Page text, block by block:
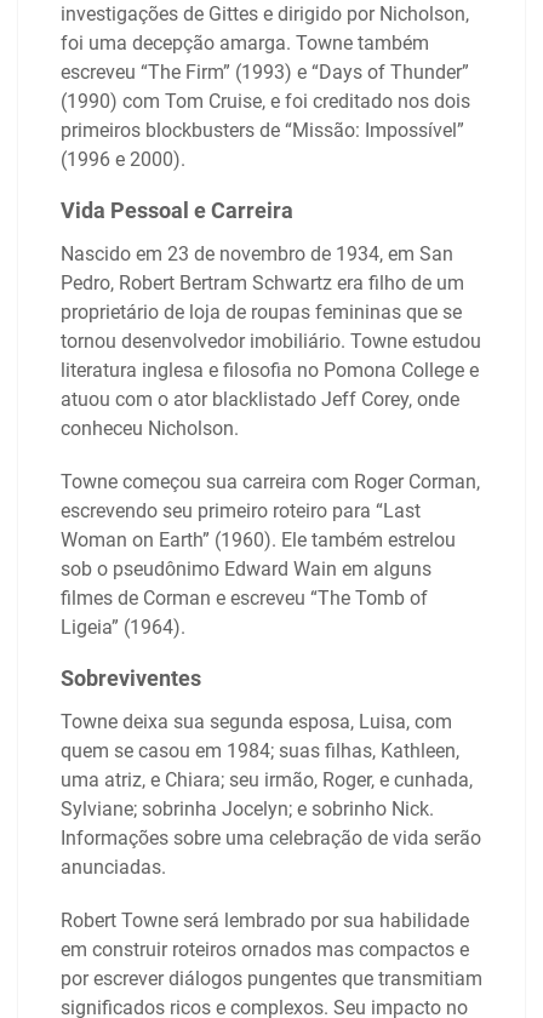
investigações de Gittes e dirigido por Nicholson,
foi uma decepção amarga. Towne também
escreveu “The Firm” (1993) e “Days of Thunder”
(1990) com Tom Cruise, e foi creditado nos dois
primeiros blockbusters de “Missão: Impossível”
(1996 e 2000).
Vida Pessoal e Carreira
Nascido em 23 de novembro de 1934, em San
Pedro, Robert Bertram Schwartz era filho de um
proprietário de loja de roupas femininas que se
tornou desenvolvedor imobiliário. Towne estudou
literatura inglesa e filosofia no Pomona College e
atuou com o ator blacklistado Jeff Corey, onde
conheceu Nicholson.
Towne começou sua carreira com Roger Corman,
escrevendo seu primeiro roteiro para “Last
Woman on Earth” (1960). Ele também estrelou
sob o pseudônimo Edward Wain em alguns
filmes de Corman e escreveu “The Tomb of
Ligeia” (1964).
Sobreviventes
Towne deixa sua segunda esposa, Luisa, com
quem se casou em 1984; suas filhas, Kathleen,
uma atriz, e Chiara; seu irmão, Roger, e cunhada,
Sylviane; sobrinha Jocelyn; e sobrinho Nick.
Informações sobre uma celebração de vida serão
anunciadas.
Robert Towne será lembrado por sua habilidade
em construir roteiros ornados mas compactos e
por escrever diálogos pungentes que transmitiam
significados ricos e complexos. Seu impacto no